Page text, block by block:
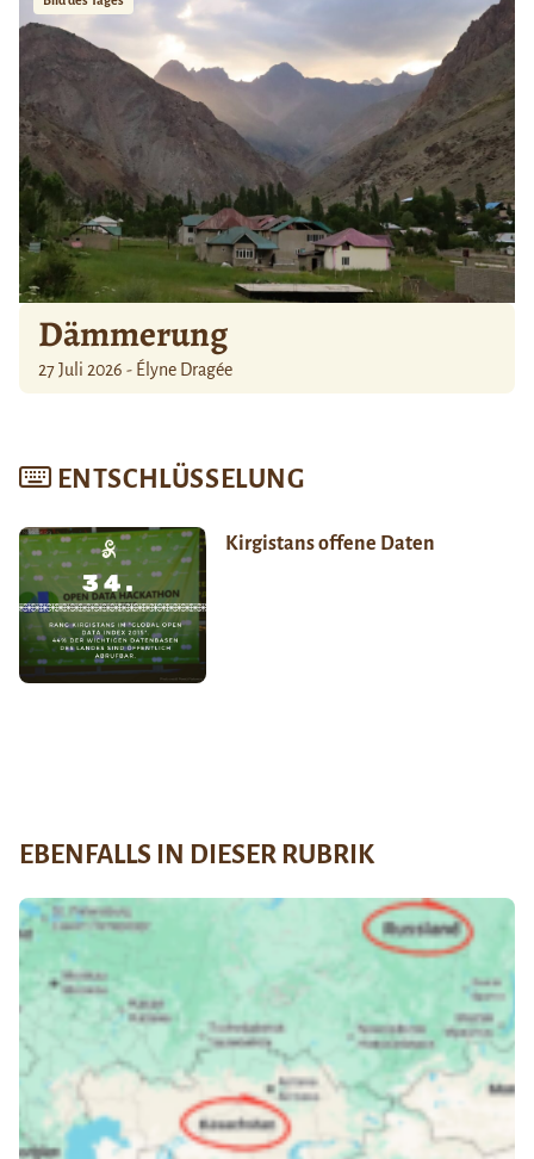
Dämmerung
27 Juli 2026 - Élyne Dragée
ENTSCHLÜSSELUNG
Kirgistans offene Daten
EBENFALLS IN DIESER RUBRIK